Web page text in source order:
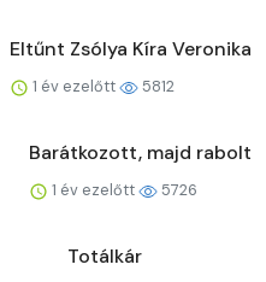
Eltűnt Zsólya Kíra Veronika
1 év ezelőtt 5812
Barátkozott, majd rabolt
1 év ezelőtt 5726
Totálkár